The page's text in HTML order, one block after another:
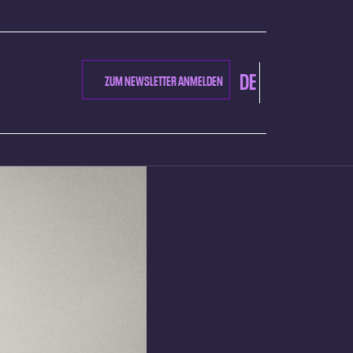
ZUM NEWSLETTER ANMELDEN DE